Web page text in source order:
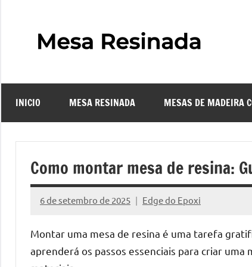
–
a
se
INICIO MESA RESINADA MESAS DE MADEIRA
Como montar mesa de resina:
6 de setembro de 2025 Edge do Epoxi
Nenhum
Montar uma mesa de resina é uma tarefa
aprenderá os passos essenciais para criar